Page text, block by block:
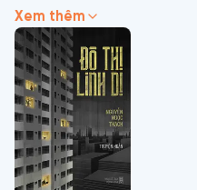
văn trần thực, không một
khiến cho mỗi tác phẩm đều
Đề tài anh mang đến cho
cách nồng nhiệt. Tuy nhiên,
Thạch cũng có rất nhiều
đề tài anh mang đến đều gai
và chuyển giới. Phong cách
có cả cay nghiệt và chua xót.
mang cái tên Nguyễn Ngọc
Xem thêm